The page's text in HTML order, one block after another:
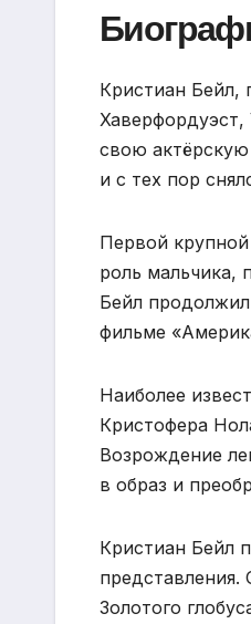
Кристиан Бейл,
свою
и с тех пор
Первой
роль мальчика,
Бейл
фильме
Наиболее
Кристофера
Возрождение
в образ и
Кристиан Бейл
представления.
Золотого